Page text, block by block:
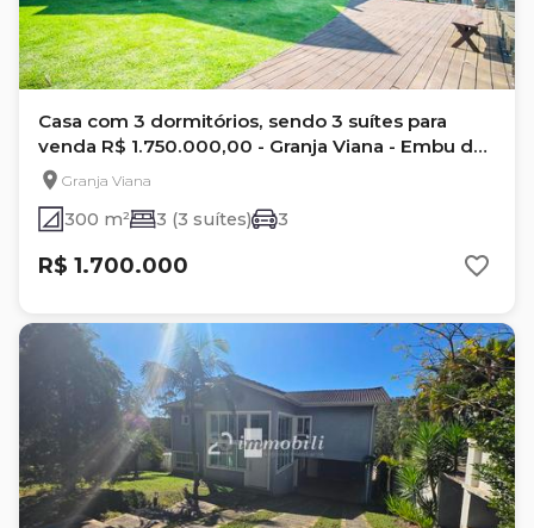
Casa com 3 dormitórios, sendo 3 suítes para
venda R$ 1.750.000,00 - Granja Viana - Embu das
Artes - SP
Granja Viana
300 m² 3 (3 suítes) 3
R$ 1.700.000